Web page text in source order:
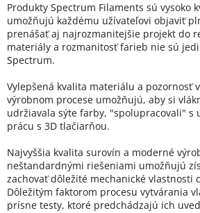
Produkty Spectrum Filaments sú vysoko
umožňujú každému užívateľovi objaviť
prenášať aj najrozmanitejšie projekt do
materiály a rozmanitosť farieb nie sú
Spectrum.
Vylepšená kvalita materiálu a pozornosť
výrobnom procese umožňujú, aby si
udržiavala sýte farby, "spolupracovali" s
prácu s 3D tlačiarňou.
Najvyššia kvalita surovín a moderné
neštandardnými riešeniami umožňujú
zachovať dôležité mechanické vlastnosti
Dôležitým faktorom procesu vytvárania
prísne testy, ktoré predchádzajú ich